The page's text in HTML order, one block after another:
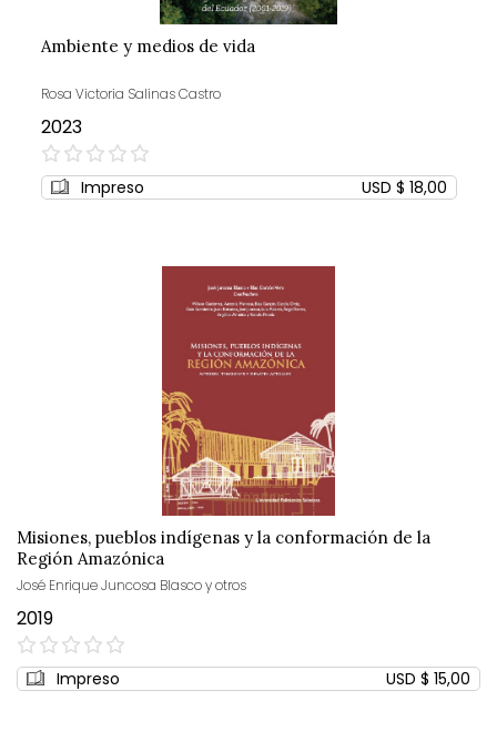
Ambiente y medios de vida
Rosa Victoria Salinas Castro
2023
0%
Impreso USD $ 18,00
Misiones, pueblos indígenas y la conformación de la
Región Amazónica
José Enrique Juncosa Blasco y otros
2019
0%
Impreso USD $ 15,00